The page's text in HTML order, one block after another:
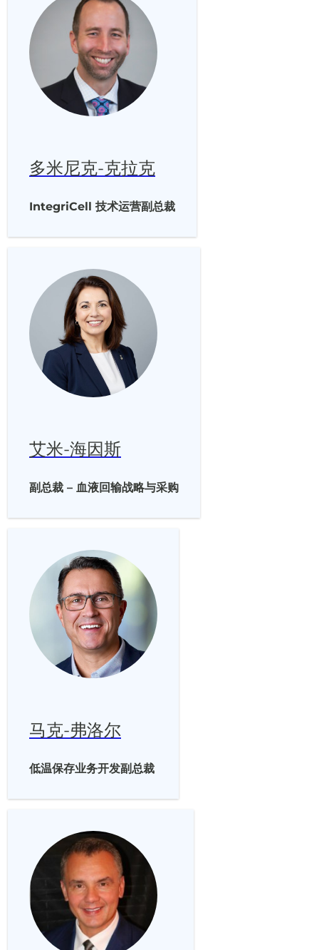
多米尼克-克拉克
IntegriCell 技术运营副总裁
艾米-海因斯
副总裁 – 血液回输战略与采购
马克-弗洛尔
低温保存业务开发副总裁